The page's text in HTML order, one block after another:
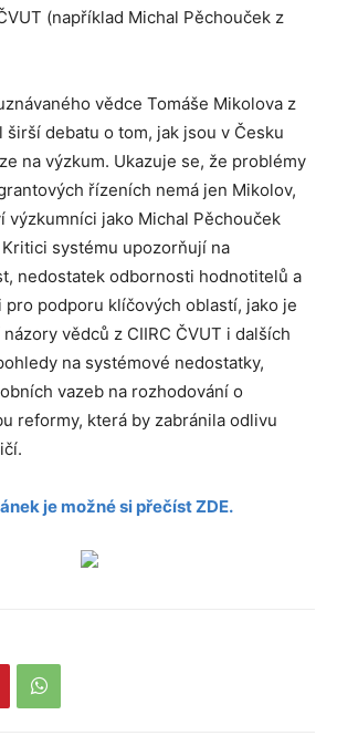
(například Michal Pěchouček z
vědce Tomáše Mikolova z
širší debatu o tom, jak jsou v Česku
na výzkum. Ukazuje se, že problémy
řízeních nemá jen Mikolov,
výzkumníci jako Michal Pěchouček
systému upozorňují na
nedostatek odbornosti hodnotitelů a
podporu klíčových oblastí, jako je
vědců z CIIRC ČVUT i dalších
na systémové nedostatky,
vazeb na rozhodování o
reformy, která by zabránila odlivu
je možné si přečíst ZDE.